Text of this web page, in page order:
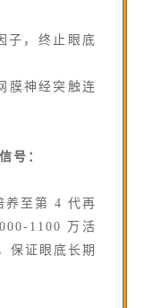
子，终止眼底
膜神经突触连
号：
养至第 4 代再
1100 万活
保证眼底长期